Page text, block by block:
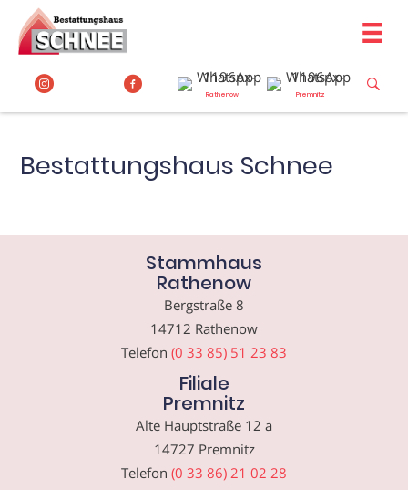
Inhalt
springen
Rathenow Premnitz
Bestattungshaus Schnee
Stammhaus
Rathenow
Bergstraße 8
14712 Rathenow
Telefon (0 33 85) 51 23 83
Filiale
Premnitz
Alte Hauptstraße 12 a
14727 Premnitz
Telefon (0 33 86) 21 02 28